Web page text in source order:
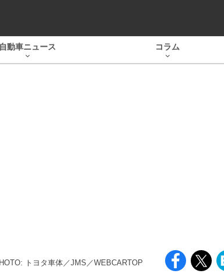
自動車ニュース コラム
トヨタ車体／JMS／WEBCARTOP